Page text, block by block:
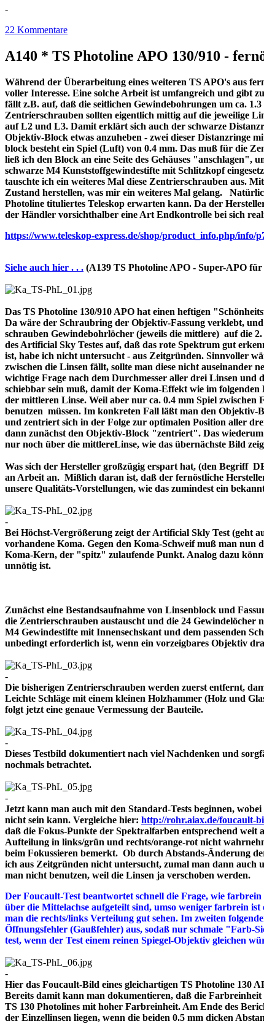
-
22 Kommentare
A140 * TS Photoline APO 130/910 -
Während der Überarbeitung eines weiteren TS APO's aus
voller Interesse. Eine solche Arbeit ist umfangreich und gibt
fällt z.B. auf, daß die seitlichen Gewindebohrungen um ca.
Zentrierschrauben sollten eigentlich mittig auf die jeweilige
auf L2 und L3. Damit erklärt sich auch der schwarze
Objektiv-Block etwas anzuheben - zwei dieser Distanzringe
block besteht ein Spiel (Luft) von 0.4 mm. Das muß für die
ließ ich den Block an eine Seite des Gehäuses "anschlagen",
schwarze M4 Kunststoffgewindestifte mit Schlitzkopf
tauschte ich ein weiteres Mal diese Zentrierschrauben aus.
Zustand herstellen, was mir ein weiteres Mal gelang.
Photoline tituliertes Teleskop erwarten kann. Da der
der Händler vorsichthalber eine Art Endkontrolle bei sich
https://www.teleskop-express.de/shop/product_info.php/
Siehe auch hier . . . (A139 TS Photoline APO - Super-APO
Das TS Photoline 130/910 APO hat einen heftigen
Da wäre der Schraubring der Objektiv-Fassung verklebt,
schrauben Gewindebohrlöcher (jeweils die mittlere) auf die
des Artificial Sky Testes auf, daß das rote Spektrum gut
ist, habe ich nicht untersucht - aus Zeitgründen. Sinnvoller
zwischen die Linsen fällt, sollte man diese nicht auseinander
wichtige Frage nach dem Durchmesser aller drei Linsen und
schiebbar sein muß, damit der Koma-Effekt wie im
der mittleren Linse. Weil aber nur ca. 0.4 mm Spiel
benutzen müssen. Im konkreten Fall läßt man den Objektiv-
und zentriert sich in der Folge zur optimalen Position aller
dann zunächst den Objektiv-Block "zentriert". Das
nur noch über die mittlereLinse, wie das übernächste Bild
Was sich der Hersteller großzügig erspart hat, (den Begriff
an Arbeit an. Mißlich daran ist, daß der fernöstliche
unsere Qualitäts-Vorstellungen, wie das zumindest ein
-
Bei Höchst-Vergrößerung zeigt der Artificial Skly Test (geht
vorhandene Koma. Gegen den Koma-Schweif muß man
Koma-Kern, der "spitz" zulaufende Punkt. Analog dazu
unnötig ist.
Zunächst eine Bestandsaufnahme von Linsenblock und
die Zentrierschrauben austauscht und die 24 Gewindelöcher
M4 Gewindestifte mit Innensechskant und dem passenden
unbedingt erforderlich ist, wenn ein vorzeigbares
-
Die bisherigen Zentrierschrauben werden zuerst entfernt,
Leichte Schläge mit einem kleinen Holzhammer (Holz und
folgt jetzt eine genaue Vermessung der Bauteile.
-
Dieses Testbild dokumentiert nach viel Nachdenken und
nochmals betrachtet.
-
Jetzt kann man auch mit den Standard-Tests beginnen,
nicht sein kann. Vergleiche hier: http://rohr.aiax.de/foucault-
daß die Fokus-Punkte der Spektralfarben entsprechend weit
Aufteilung in links/grün und rechts/orange-rot nicht
beim Fokussieren bemerkt. Ob durch Abstands-Änderung
ich aus Zeitgründen nicht untersucht, zumal man dann auch
man nicht benutzen, weil die Linsen ja verschoben werden.
Der Foucault-Test beantwortet schnell die Frage, wie
über die Mittelachse aufgeteilt sind, umso weniger farbrein
man die rechts/links Verteilung gut sehen. Im zweiten
Öffnungsfehler (Gaußfehler) aus, sodaß nur schmale "Farb-
test, wenn der Test einem reinen Spiegel-Objektiv gleichen
-
Hier das Foucault-Bild eines gleichartigen TS Photoline 130
Bereits damit kann man dokumentieren, daß die
TS 130 Photolines mit hoher Farbreinheit. Am Ende des
der Einzellinsen liegen, wenn die beiden 0.5 mm